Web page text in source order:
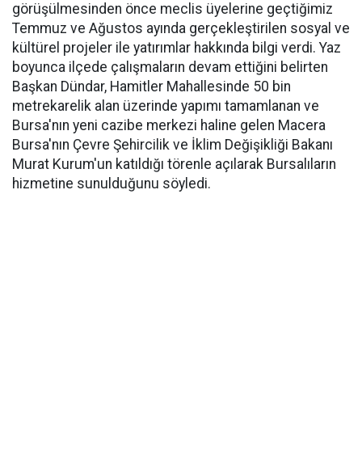
görüşülmesinden önce meclis üyelerine geçtiğimiz
Temmuz ve Ağustos ayında gerçekleştirilen sosyal ve
kültürel projeler ile yatırımlar hakkında bilgi verdi. Yaz
boyunca ilçede çalışmaların devam ettiğini belirten
Başkan Dündar, Hamitler Mahallesinde 50 bin
metrekarelik alan üzerinde yapımı tamamlanan ve
Bursa'nın yeni cazibe merkezi haline gelen Macera
Bursa'nın Çevre Şehircilik ve İklim Değişikliği Bakanı
Murat Kurum'un katıldığı törenle açılarak Bursalıların
hizmetine sunulduğunu söyledi.